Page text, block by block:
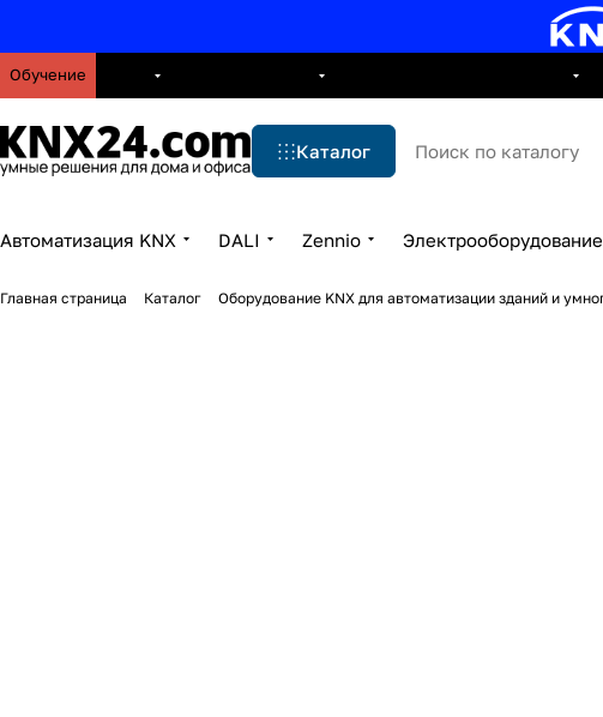
Обучение
Каталог
Автоматизация KNX DALI Zennio Электрооборудование
Главная страница Каталог Оборудование KNX для автоматизации зданий и